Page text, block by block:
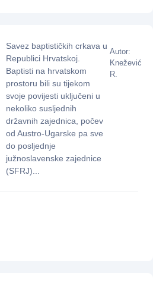
Savez baptističkih crkava u
Republici Hrvatskoj.
Baptisti na hrvatskom
prostoru bili su tijekom
svoje povijesti uključeni u
nekoliko susljednih
državnih zajednica, počev
od Austro-Ugarske pa sve
do posljednje
južnoslavenske zajednice
(SFRJ)...
Autor:
Knežević
R.